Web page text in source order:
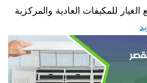
للمكيفات العادية والمركزية